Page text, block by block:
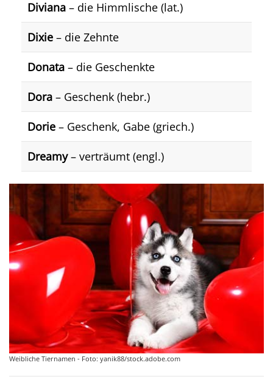
Diviana – die Himmlische (lat.)
Dixie – die Zehnte
Donata – die Geschenkte
Dora – Geschenk (hebr.)
Dorie – Geschenk, Gabe (griech.)
Dreamy– verträumt (engl.)
Weibliche Tiernamen - Foto: yanik88/stock.adobe.com